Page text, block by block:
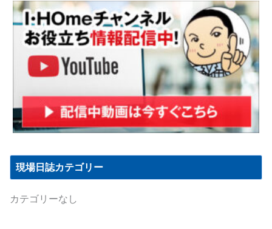
現場日誌カテゴリー
カテゴリーなし